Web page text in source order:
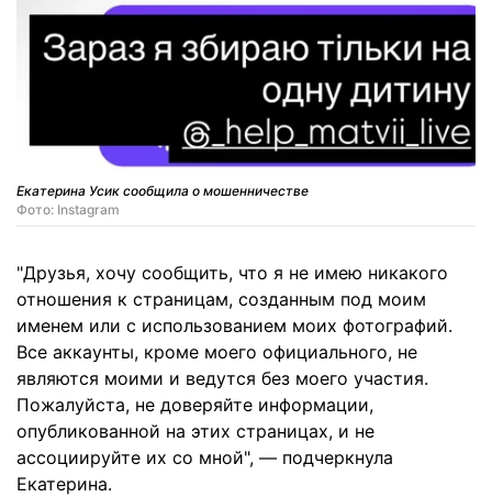
Екатерина Усик сообщила о мошенничестве
Фото: Instagram
"Друзья, хочу сообщить, что я не имею никакого
отношения к страницам, созданным под моим
именем или с использованием моих фотографий.
Все аккаунты, кроме моего официального, не
являются моими и ведутся без моего участия.
Пожалуйста, не доверяйте информации,
опубликованной на этих страницах, и не
ассоциируйте их со мной", — подчеркнула
Екатерина.